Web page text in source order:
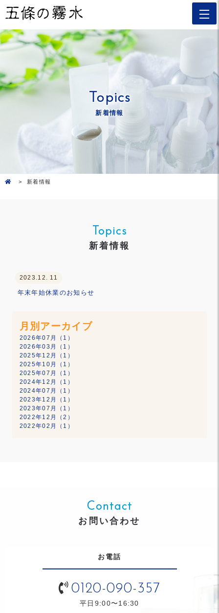
Topics
新着情報
新着情報
Topics
新着情報
2023.12. 11
年末年始休業のお知らせ
月別アーカイブ
2026年07月（1）
2026年03月（1）
2025年12月（1）
2025年10月（1）
2025年07月（1）
2024年12月（1）
2024年07月（1）
2023年12月（1）
2023年07月（1）
2022年12月（2）
2022年02月（1）
Contact
お問い合わせ
お電話
0120-090-357
平日9:00〜16:30